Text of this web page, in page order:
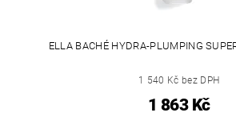
ELLA BACHÉ HYDRA-PLUMPING
1 540 Kč bez DPH
1 863 Kč